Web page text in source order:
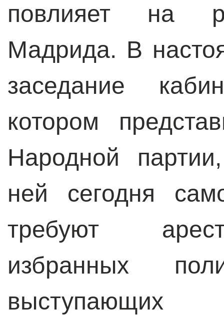
повлияет на
Мадрида. В
заседание
котором
Народной
ней сегодня
требуют
избранных
выступающих